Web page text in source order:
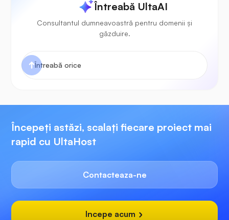
Întreabă UltaAI
Consultantul dumneavoastră pentru domenii și
găzduire.
Începeți astăzi, scalați fiecare proiect mai
rapid cu UltaHost
Contacteaza-ne
Incepe acum